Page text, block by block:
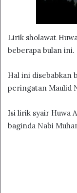
Lirik sholawat
beberapa bulan ini.
Hal ini disebabkan
peringatan Maulid
Isi lirik syair Huwa
baginda Nabi